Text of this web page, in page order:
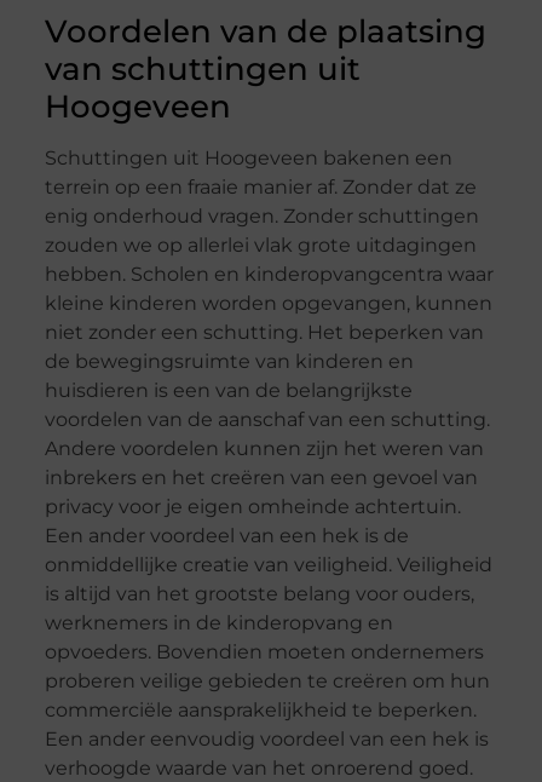
Voordelen van de plaatsing
van schuttingen uit
Hoogeveen
Schuttingen uit Hoogeveen bakenen een
terrein op een fraaie manier af. Zonder dat ze
enig onderhoud vragen. Zonder schuttingen
zouden we op allerlei vlak grote uitdagingen
hebben. Scholen en kinderopvangcentra waar
kleine kinderen worden opgevangen, kunnen
niet zonder een schutting. Het beperken van
de bewegingsruimte van kinderen en
huisdieren is een van de belangrijkste
voordelen van de aanschaf van een schutting.
Andere voordelen kunnen zijn het weren van
inbrekers en het creëren van een gevoel van
privacy voor je eigen omheinde achtertuin.
Een ander voordeel van een hek is de
onmiddellijke creatie van veiligheid. Veiligheid
is altijd van het grootste belang voor ouders,
werknemers in de kinderopvang en
opvoeders. Bovendien moeten ondernemers
proberen veilige gebieden te creëren om hun
commerciële aansprakelijkheid te beperken.
Een ander eenvoudig voordeel van een hek is
verhoogde waarde van het onroerend goed.